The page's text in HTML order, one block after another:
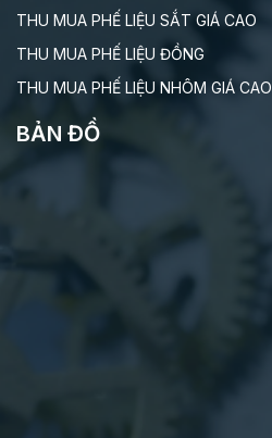
THU MUA PHẾ LIỆU SẮT GIÁ CAO
THU MUA PHẾ LIỆU ĐỒNG
THU MUA PHẾ LIỆU NHÔM GIÁ CAO
BẢN ĐỒ